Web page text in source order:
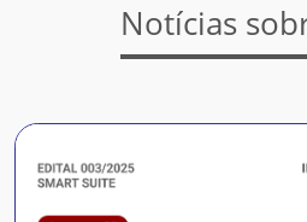
Notícias